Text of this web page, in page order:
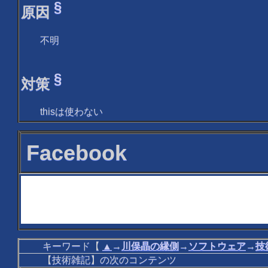
原因§
不明
対策§
thisは使わない
Facebook
キーワード【 ▲ → 川俣晶の縁側 → ソフトウェア→技
【技術雑記】の次のコンテンツ